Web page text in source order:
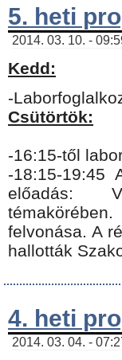
5. heti
2014. 03. 10. -
Kedd:
-
Csütörtök:
-16:15-től
-18:15-19:45
előadás:
felvonása. A
hallották
4. heti
2014. 03. 04. -